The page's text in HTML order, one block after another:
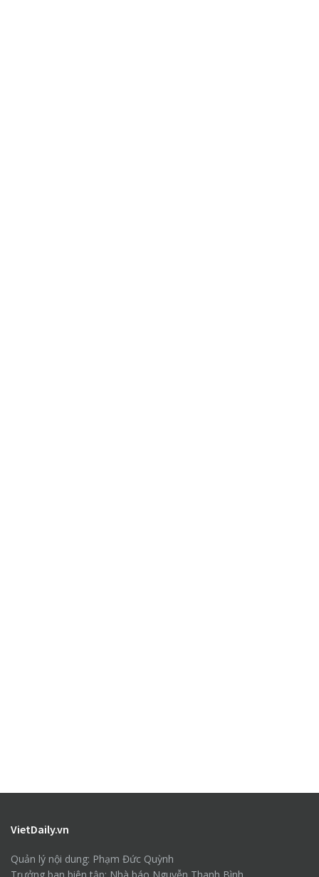
VietDaily.vn
Quản lý nội dung: Phạm Đức Quỳnh
Trưởng ban biên tập: Nhà báo Nguyễn Thanh Bình